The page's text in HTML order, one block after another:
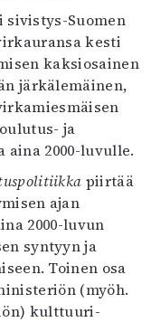
Suomen
kesti
kaksiosainen
järkälemäinen,
ja
2000-luvulle.
piirtää
ajan
2000-luvun
syntyyn ja
Toinen osa
(myöh.
kulttuuri-